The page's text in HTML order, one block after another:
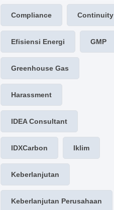
Compliance Continuity
Efisiensi Energi GMP
Greenhouse Gas
Harassment
IDEA Consultant
IDXCarbon Iklim
Keberlanjutan
Keberlanjutan Perusahaan